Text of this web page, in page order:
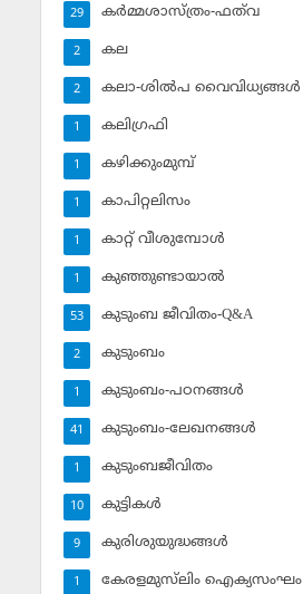
കര്‍മ്മശാസ്ത്രം-ഫത്‌വ
29
കല
2
കലാ-ശില്‍പ വൈവിധ്യങ്ങള്‍
2
കലിഗ്രഫി
1
കഴിക്കുംമുമ്പ്
1
കാപിറ്റലിസം
1
കാറ്റ് വീശുമ്പോള്‍
1
കുഞ്ഞുണ്ടായാല്‍
1
കുടുംബ ജീവിതം-Q&A
53
കുടുംബം
2
കുടുംബം-പഠനങ്ങള്‍
1
കുടുംബം-ലേഖനങ്ങള്‍
41
കുടുംബജീവിതം
1
കുട്ടികള്‍
10
കുരിശുയുദ്ധങ്ങള്‍
9
കേരളമുസ്‌ലിം ഐക്യസംഘം
1